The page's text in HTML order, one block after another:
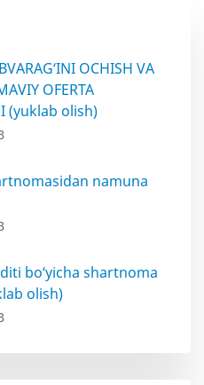
OCHISH VA
OFERTA
(yuklab olish)
namuna
bo‘yicha shartnoma
olish)